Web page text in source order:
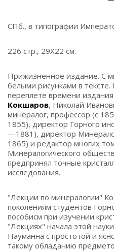
СПб., в типографии
226 стр., 29Х22 см.
Прижизненное издание. С
белыми рисунками в
переплете времени издания.
Кокшаров, Николай
минералог, профессор (с
1855), директор Горного
—1881), директор
1865) и редактор многих
Минералогического
предпринял точные
исследования.
"Лекции по минералогии"
поколениям студентов
пособисм при изучении
"Лекциях" начала этой
Науманна с простотой и
такому обладанию